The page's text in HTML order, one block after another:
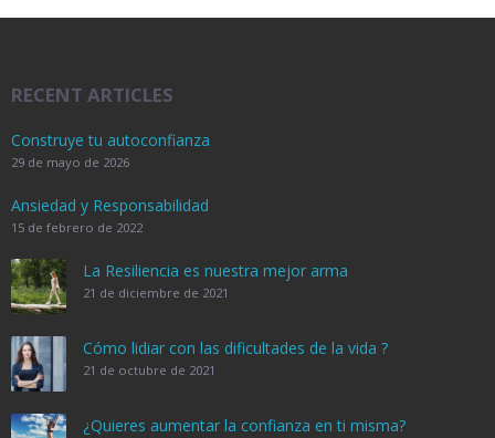
RECENT ARTICLES
Construye tu autoconfianza
29 de mayo de 2026
Ansiedad y Responsabilidad
15 de febrero de 2022
La Resiliencia es nuestra mejor arma
21 de diciembre de 2021
Cómo lidiar con las dificultades de la vida ?
21 de octubre de 2021
¿Quieres aumentar la confianza en ti misma?